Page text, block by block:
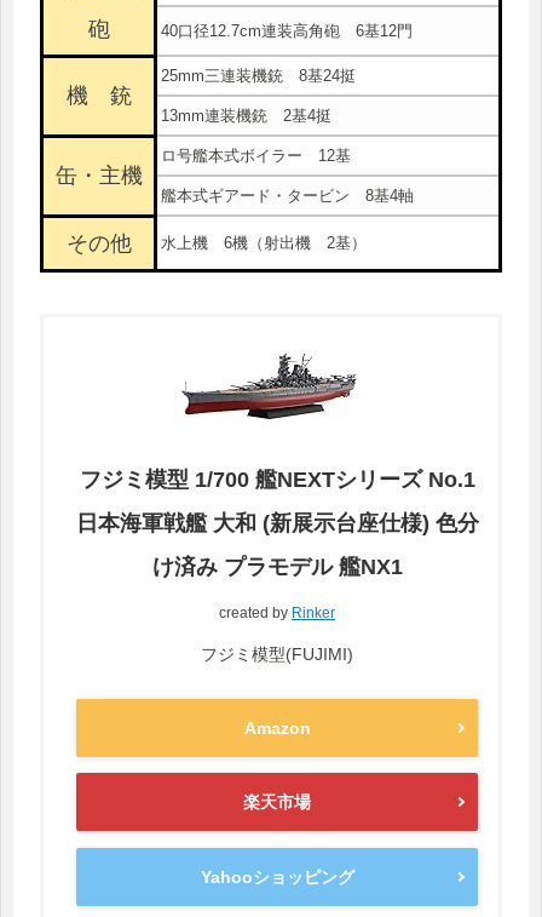
砲
40口径12.7cm連装高角砲 6基12門
機 銃
25mm三連装機銃 8基24挺
13mm連装機銃 2基4挺
缶・主機
ロ号艦本式ボイラー 12基
艦本式ギアード・タービン 8基4軸
その他 水上機 6機（射出機 2基）
フジミ模型 1/700 艦NEXTシリーズ No.1
日本海軍戦艦 大和 (新展示台座仕様) 色分
け済み プラモデル 艦NX1
created by Rinker
フジミ模型(FUJIMI)
Amazon
楽天市場
Yahooショッピング